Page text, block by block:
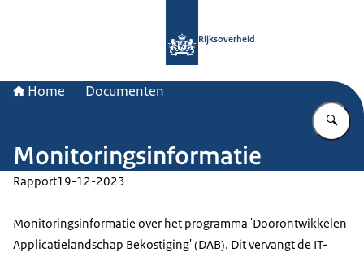
Rijksoverheid
Home Documenten
Monitoringsinformatie
Rapport19-12-2023
Monitoringsinformatie over het programma 'Doorontwikkelen
Applicatielandschap Bekostiging' (DAB). Dit vervangt de IT-